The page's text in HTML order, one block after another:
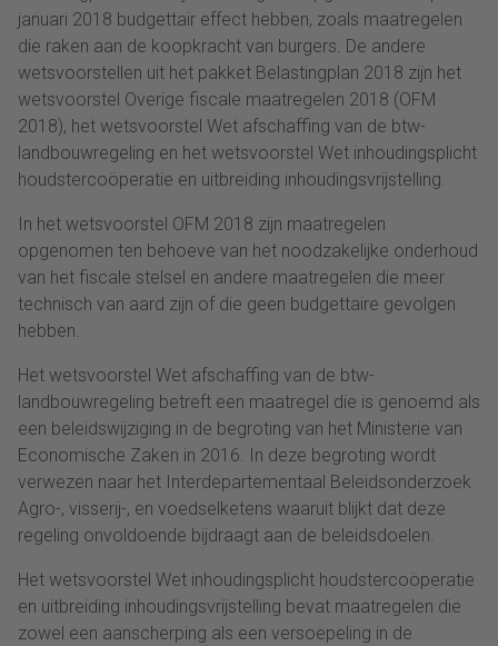
januari 2018 budgettair effect hebben, zoals maatregelen
die raken aan de koopkracht van burgers. De andere
wetsvoorstellen uit het pakket Belastingplan 2018 zijn het
wetsvoorstel Overige fiscale maatregelen 2018 (OFM
2018), het wetsvoorstel Wet afschaffing van de btw-
landbouwregeling en het wetsvoorstel Wet inhoudingsplicht
houdstercoöperatie en uitbreiding inhoudingsvrijstelling.
In het wetsvoorstel OFM 2018 zijn maatregelen
opgenomen ten behoeve van het noodzakelijke onderhoud
van het fiscale stelsel en andere maatregelen die meer
technisch van aard zijn of die geen budgettaire gevolgen
hebben.
Het wetsvoorstel Wet afschaffing van de btw-
landbouwregeling betreft een maatregel die is genoemd als
een beleidswijziging in de begroting van het Ministerie van
Economische Zaken in 2016. In deze begroting wordt
verwezen naar het Interdepartementaal Beleidsonderzoek
Agro-, visserij-, en voedselketens waaruit blijkt dat deze
regeling onvoldoende bijdraagt aan de beleidsdoelen.
Het wetsvoorstel Wet inhoudingsplicht houdstercoöperatie
en uitbreiding inhoudingsvrijstelling bevat maatregelen die
zowel een aanscherping als een versoepeling in de